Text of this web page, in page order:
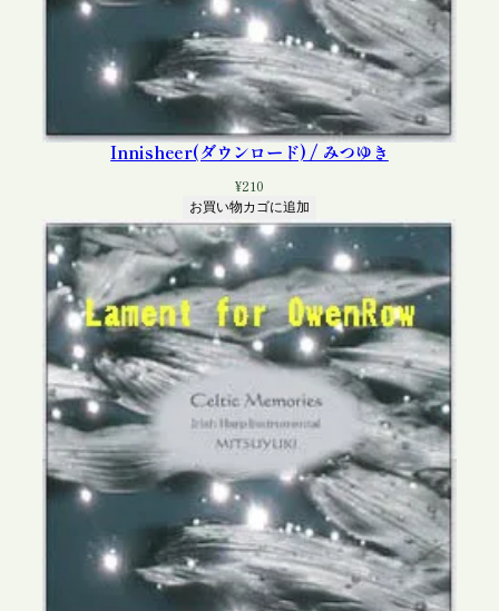
Innisheer(ダウンロード) / みつゆき
¥210
お買い物カゴに追加